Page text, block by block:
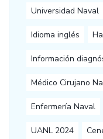
Universidad Naval
Idioma inglés
Información
Médico Cirujano
Enfermería Naval
UANL 2024